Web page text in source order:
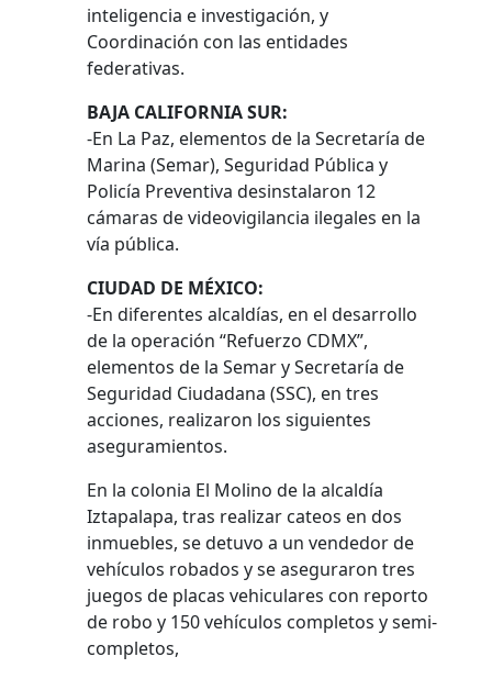
inteligencia e investigación, y
Coordinación con las entidades
federativas.
BAJA CALIFORNIA SUR:
-En La Paz, elementos de la Secretaría de
Marina (Semar), Seguridad Pública y
Policía Preventiva desinstalaron 12
cámaras de videovigilancia ilegales en la
vía pública.
CIUDAD DE MÉXICO:
-En diferentes alcaldías, en el desarrollo
de la operación “Refuerzo CDMX”,
elementos de la Semar y Secretaría de
Seguridad Ciudadana (SSC), en tres
acciones, realizaron los siguientes
aseguramientos.
En la colonia El Molino de la alcaldía
Iztapalapa, tras realizar cateos en dos
inmuebles, se detuvo a un vendedor de
vehículos robados y se aseguraron tres
juegos de placas vehiculares con reporto
de robo y 150 vehículos completos y semi-
completos,